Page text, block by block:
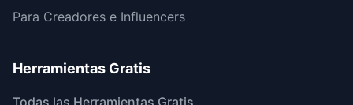
Para Creadores e Influencers
Herramientas Gratis
Todas las Herramientas Gratis